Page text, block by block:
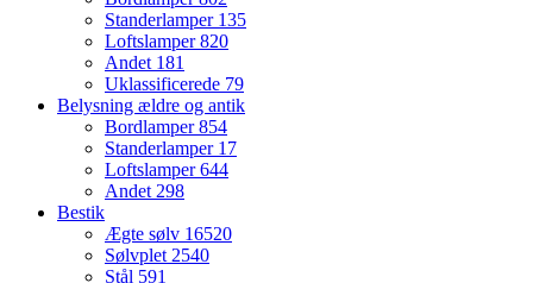
Standerlamper 135
Loftslamper820
Andet 181
Uklassificerede 79
Belysning ældre og antik
Bordlamper854
Standerlamper 17
Loftslamper644
Andet 298
Bestik
Ægte sølv 16520
Sølvplet 2540
Stål 591